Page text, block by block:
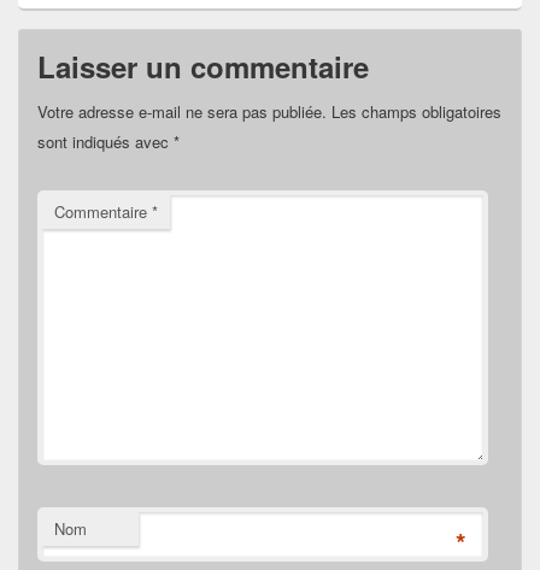
Laisser un commentaire
Votre adresse e-mail ne sera pas publiée. Les champs obligatoires
sont indiqués avec *
Commentaire *
Nom *